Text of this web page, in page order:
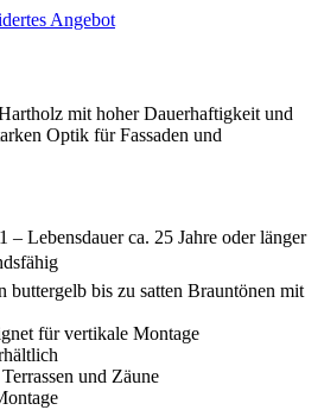
Angebot
mit hoher Dauerhaftigkeit und
Optik für Fassaden und
– Lebensdauer ca. 25 Jahre oder länger
buttergelb bis zu satten Brauntönen mit
für vertikale Montage
und Zäune